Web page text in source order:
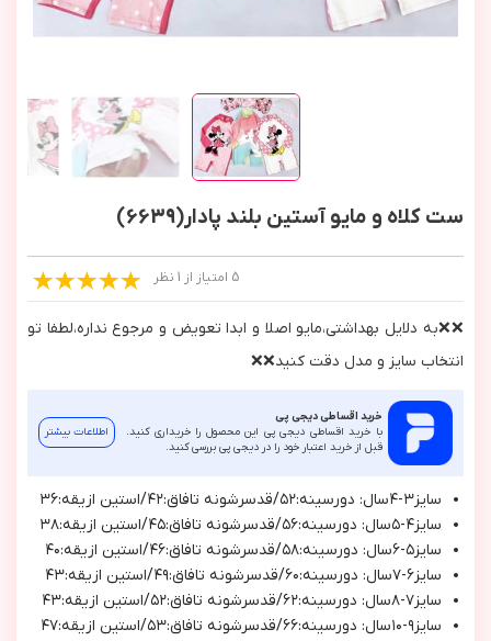
ست کلاه و مایو آستین بلند پادار(6639)
5 امتیاز از 1 نظر
❌❌به دلايل بهداشتي،مايو اصلا و ابدا تعويض و مرجوع نداره،لطفا تو
انتخاب سايز و مدل دقت كنيد❌❌
خرید اقساطی دیجی پی
با خرید اقساطی دیجی پی این محصول را خریداری کنید.
قبل از خرید اعتبار خود را در دیجی پی بررسی کنید.
اطلاعات بیشتر
سايز٣-٤سال: دورسينه:٥٢/قدسرشونه تافاق:٤٢/استين ازيقه:٣٦
سايز٤-٥سال: دورسينه:٥٦/قدسرشونه تافاق:٤٥/استين ازيقه:٣٨
سايز٥-٦سال: دورسينه:٥٨/قدسرشونه تافاق:٤٦/استين ازيقه:٤٠
سايز٦-٧سال: دورسينه:٦٠/قدسرشونه تافاق:٤٩/استين ازيقه:٤٣
سايز٧-٨سال: دورسينه:٦٢/قدسرشونه تافاق:٥٢/استين ازيقه:٤٣
سايز٩-١٠سال: دورسينه:٦٦/قدسرشونه تافاق:٥٣/استين ازيقه:٤٧